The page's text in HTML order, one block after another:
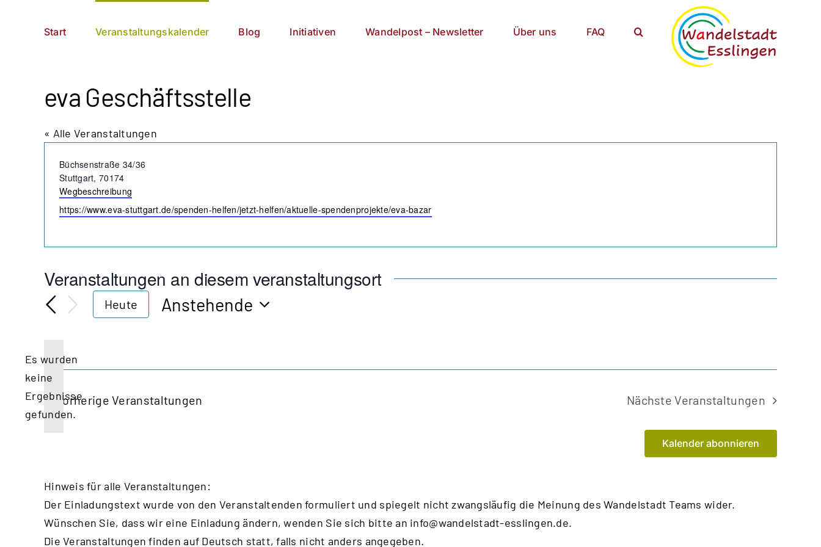
Start Veranstaltungskalender Blog Initiativen Wandelpost – Newsletter Über uns FAQ
eva Geschäftsstelle
« Alle Veranstaltungen
Adresse
Büchsenstraße 34/36
Stuttgart, 70174
Wegbeschreibung
Webseite
https://www.eva-stuttgart.de/spenden-helfen/jetzt-helfen/aktuelle-spendenprojekte/eva-bazar
Veranstaltungen an diesem veranstaltungsort
Hinweis
Es wurden
keine
Ergebnisse
gefunden.
Heute
Anstehende
VorherigeVeranstaltungen NächsteVeranstaltungen
Kalender abonnieren
Hinweis für alle Veranstaltungen:
Der Einladungstext wurde von den Veranstaltenden formuliert und spiegelt nicht zwangsläufig die Meinung des Wandelstadt Teams wider.
Wünschen Sie, dass wir eine Einladung ändern, wenden Sie sich bitte an info@wandelstadt-esslingen.de.
Die Veranstaltungen finden auf Deutsch statt, falls nicht anders angegeben.